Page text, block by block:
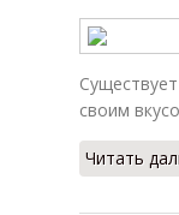
своим
Читать